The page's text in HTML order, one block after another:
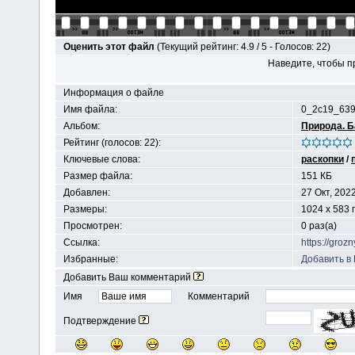
Оценить этот файл (Текущий рейтинг: 4.9 / 5 - Голосов: 22)
Наведите, чтобы
Информация о файле
Имя файла:
Альбом:
Природа.
Рейтинг (голосов: 22):
Ключевые слова:
раскопки /
Размер файла:
151 КБ
Добавлен:
27 Окт,
Размеры:
1024 x 583
Просмотрен:
0 раз(а)
Ссылка:
https://
Избранные:
Добавить
Добавить Ваш комментарий
Имя
Комментарий
Подтверждение